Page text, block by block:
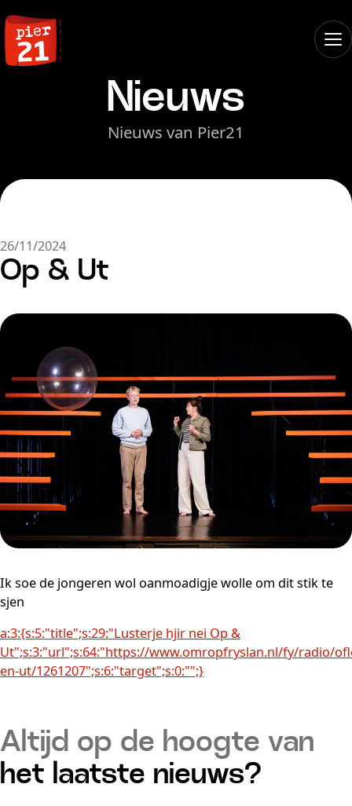
Nieuws
Nieuws van Pier21
26/11/2024
Op & Ut
Ik soe de jongeren wol oanmoadigje wolle om dit stik te
sjen
a:3:{s:5:"title";s:29:"Lusterje hjir nei Op &
Ut";s:3:"url";s:64:"https://www.omropfryslan.nl/fy/radio/
en-ut/1261207";s:6:"target";s:0:"";}
Altijd op de hoogte van
het laatste nieuws?